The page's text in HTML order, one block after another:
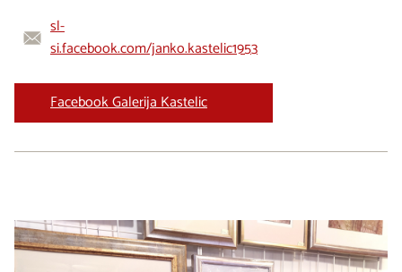
sl-
si.facebook.com/janko.kastelic1953
Facebook Galerija Kastelic